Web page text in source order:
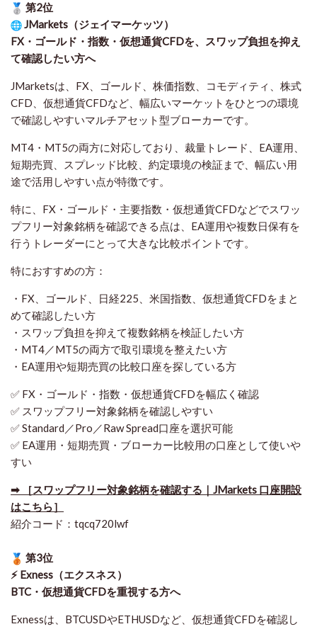
第2位
JMarkets（ジェイマーケッツ）
FX・ゴールド・指数・仮想通貨CFDを、スワップ負担を抑え
て確認したい方へ
JMarketsは、FX、ゴールド、株価指数、コモディティ、株式
CFD、仮想通貨CFDなど、幅広いマーケットをひとつの環境
で確認しやすいマルチアセット型ブローカーです。
MT4・MT5の両方に対応しており、裁量トレード、EA運用、
短期売買、スプレッド比較、約定環境の検証まで、幅広い用
途で活用しやすい点が特徴です。
特に、FX・ゴールド・主要指数・仮想通貨CFDなどでスワッ
プフリー対象銘柄を確認できる点は、EA運用や複数日保有を
行うトレーダーにとって大きな比較ポイントです。
特におすすめの方：
・FX、ゴールド、日経225、米国指数、仮想通貨CFDをまと
めて確認したい方
・スワップ負担を抑えて複数銘柄を検証したい方
・MT4／MT5の両方で取引環境を整えたい方
・EA運用や短期売買の比較口座を探している方
✅ FX・ゴールド・指数・仮想通貨CFDを幅広く確認
✅ スワップフリー対象銘柄を確認しやすい
✅ Standard／Pro／Raw Spread口座を選択可能
✅ EA運用・短期売買・ブローカー比較用の口座として使いや
すい
➡ ［スワップフリー対象銘柄を確認する｜JMarkets 口座開設
はこちら］
紹介コード：tqcq720lwf
第3位
⚡ Exness（エクスネス）
BTC・仮想通貨CFDを重視する方へ
Exnessは、BTCUSDやETHUSDなど、仮想通貨CFDを確認し